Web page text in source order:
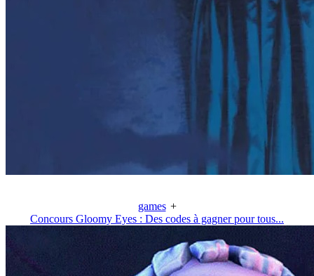
games +
Concours Gloomy Eyes : Des codes à gagner pour tous...